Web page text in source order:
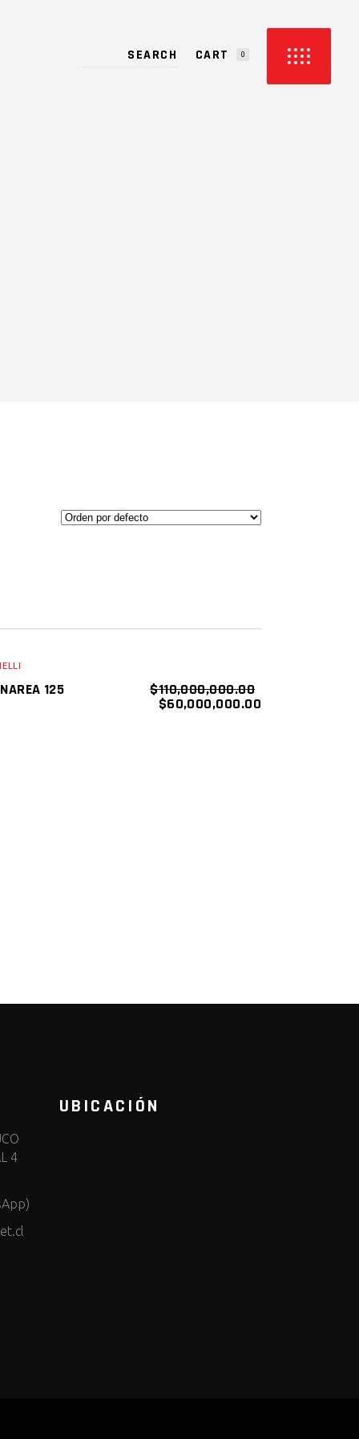
CART 0
125 $110,000,000.00
$60,000,000.00
4
UBICACIÓN